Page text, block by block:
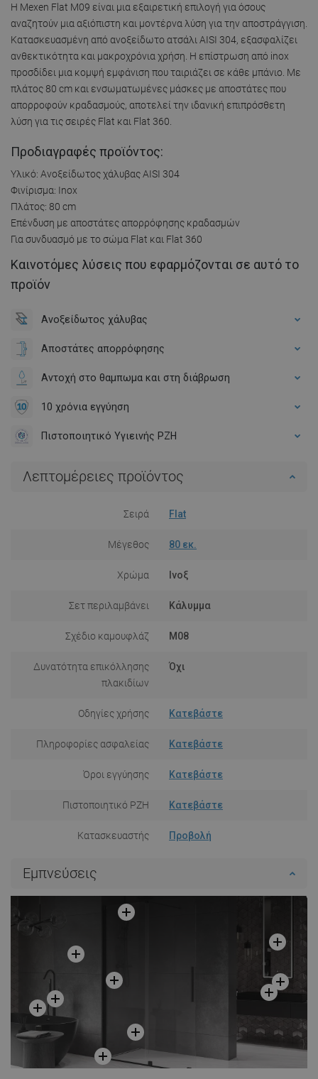
Η Mexen Flat M09 είναι μια εξαιρετική επιλογή για όσους
αναζητούν μια αξιόπιστη και μοντέρνα λύση για την αποστράγγιση.
Κατασκευασμένη από ανοξείδωτο ατσάλι AISI 304, εξασφαλίζει
ανθεκτικότητα και μακροχρόνια χρήση. Η επίστρωση από inox
προσδίδει μια κομψή εμφάνιση που ταιριάζει σε κάθε μπάνιο. Με
πλάτος 80 cm και ενσωματωμένες μάσκες με αποστάτες που
απορροφούν κραδασμούς, αποτελεί την ιδανική επιπρόσθετη
λύση για τις σειρές Flat και Flat 360.
Προδιαγραφές προϊόντος:
Υλικό: Ανοξείδωτος χάλυβας AISI 304
Φινίρισμα: Inox
Πλάτος: 80 cm
Επένδυση με αποστάτες απορρόφησης κραδασμών
Για συνδυασμό με το σώμα Flat και Flat 360
Καινοτόμες λύσεις που εφαρμόζονται σε αυτό το
προϊόν
Ανοξείδωτος χάλυβας
Αποστάτες απορρόφησης
Αντοχή στο θαμπωμα και στη διάβρωση
10 χρόνια εγγύηση
Πιστοποιητικό Υγιεινής PZH
Λεπτομέρειες προϊόντος
Σειρά Flat
Μέγεθος 80 εκ.
Χρώμα Ινοξ
Σετ περιλαμβάνει Κάλυμμα
Σχέδιο καμουφλάζ M08
Δυνατότητα επικόλλησης
πλακιδίων
Όχι
Οδηγίες χρήσης Κατεβάστε
Πληροφορίες ασφαλείας Κατεβάστε
Όροι εγγύησης Κατεβάστε
Πιστοποιητικό PZH Κατεβάστε
Κατασκευαστής Προβολή
Εμπνεύσεις